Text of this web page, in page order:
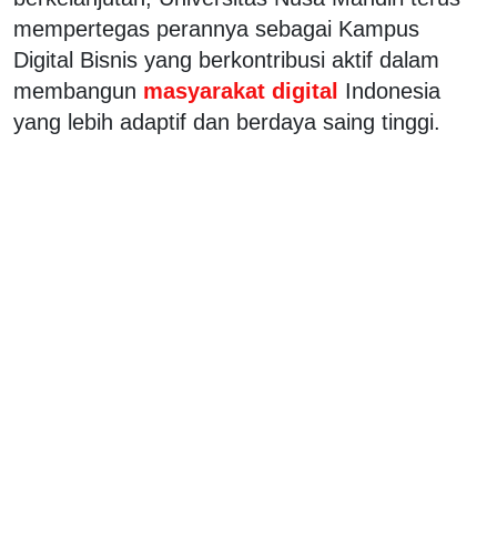
mempertegas perannya sebagai Kampus
Digital Bisnis yang berkontribusi aktif dalam
membangun masyarakat digital Indonesia
yang lebih adaptif dan berdaya saing tinggi.